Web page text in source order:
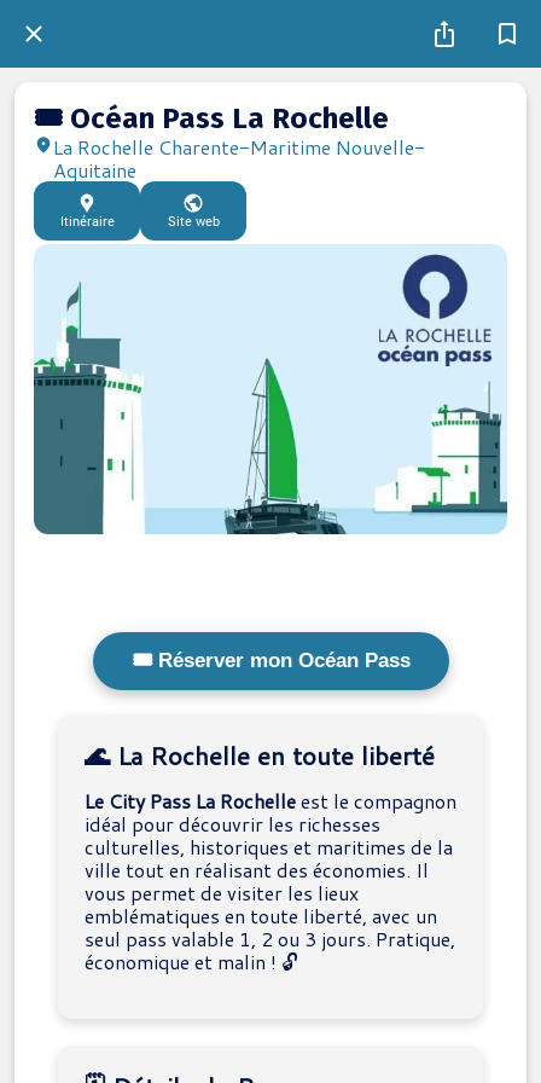
🎟️ Océan Pass La Rochelle
La Rochelle Charente-Maritime Nouvelle-
Aquitaine
Itinéraire Site web
🎟️ Réserver mon Océan Pass
🌊 La Rochelle en toute liberté
Le City Pass La Rochelleest le compagnon
idéal pour découvrir les richesses
culturelles, historiques et maritimes de la
ville tout en réalisant des économies. Il
vous permet de visiter les lieux
emblématiques en toute liberté, avec un
seul pass valable 1, 2 ou 3 jours. Pratique,
économique et malin ! 🔓